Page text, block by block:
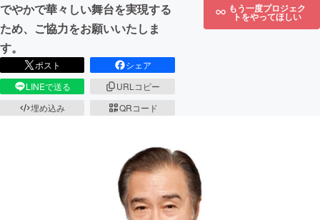
でやかで華々しい舞台を実現する
ため、ご協力をお願いいたしま
す。
ポスト
シェア
LINEで送る
URLコピー
埋め込み
QRコード
もう一度プロジェク
トをやってほしい